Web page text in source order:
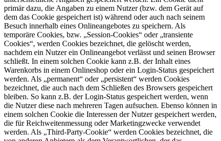
primär dazu, die Angaben zu einem Nutzer (bzw. dem Gerät auf
dem das Cookie gespeichert ist) während oder auch nach seinem
Besuch innerhalb eines Onlineangebotes zu speichern. Als
temporäre Cookies, bzw. „Session-Cookies“ oder „transiente
Cookies“, werden Cookies bezeichnet, die gelöscht werden,
nachdem ein Nutzer ein Onlineangebot verlässt und seinen Browser
schließt. In einem solchen Cookie kann z.B. der Inhalt eines
Warenkorbs in einem Onlineshop oder ein Login-Status gespeichert
werden. Als „permanent“ oder „persistent“ werden Cookies
bezeichnet, die auch nach dem Schließen des Browsers gespeichert
bleiben. So kann z.B. der Login-Status gespeichert werden, wenn
die Nutzer diese nach mehreren Tagen aufsuchen. Ebenso können in
einem solchen Cookie die Interessen der Nutzer gespeichert werden,
die für Reichweitenmessung oder Marketingzwecke verwendet
werden. Als „Third-Party-Cookie“ werden Cookies bezeichnet, die